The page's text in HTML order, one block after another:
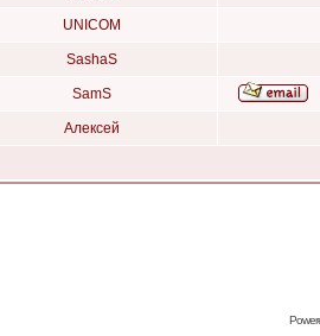
UNICOM
SashaS
SamS
Алексей